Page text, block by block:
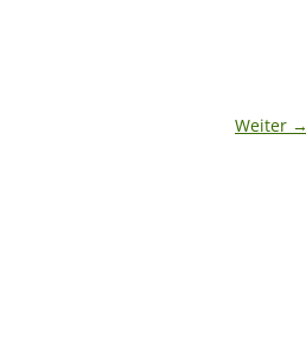
Weiter →